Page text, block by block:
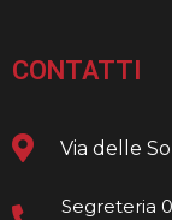
CONTATTI
Via delle
Segreteria